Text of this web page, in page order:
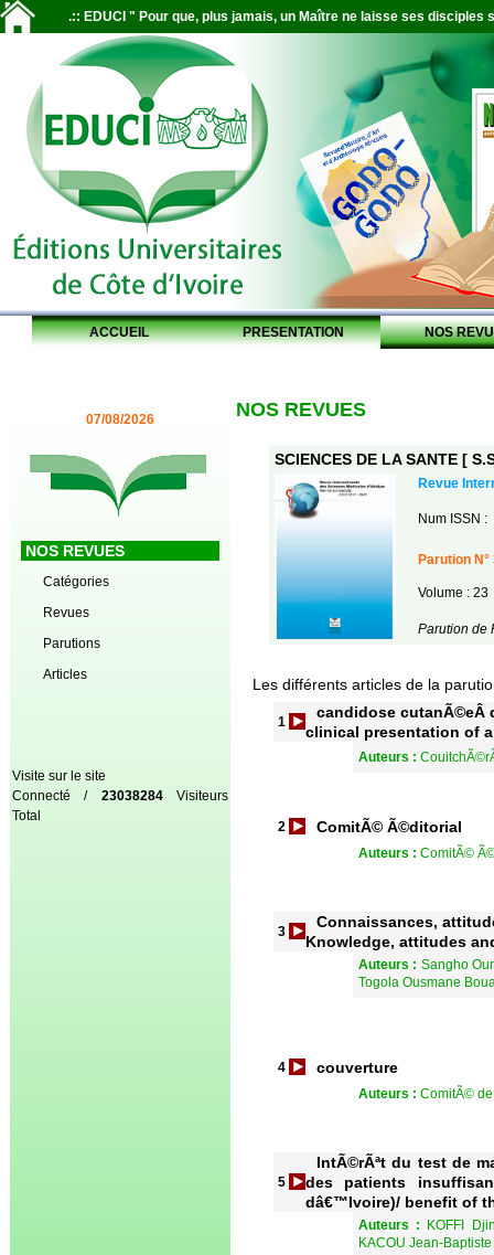
.:: EDUCI " Pour que, plus jamais, un Maître ne laisse ses disciples
ACCUEIL PRESENTATION NOS
07/08/2026
NOS REVUES
Catégories
Revues
Parutions
Articles
Visite sur le site
Connecté / 23038284Visiteurs
Total
NOS REVUES
SCIENCES DE LA SANTE [
Revue
Num ISSN :
Parution N°
Volume : 23
Parution de
Les différents articles de la
1
candidose cutanÃ©eÂ
clinical presentation of
Auteurs :
2 ComitÃ© Ã©ditorial
Auteurs : ComitÃ©
3
Connaissances,
Knowledge, attitudes
Auteurs : Sangho
Togola Ousmane
4 couverture
Auteurs : ComitÃ©
5
IntÃ©rÃªt du test de
des patients
dâ€™Ivoire)/ benefit of
Auteurs :
KOFFI
KACOU Jean-Baptiste